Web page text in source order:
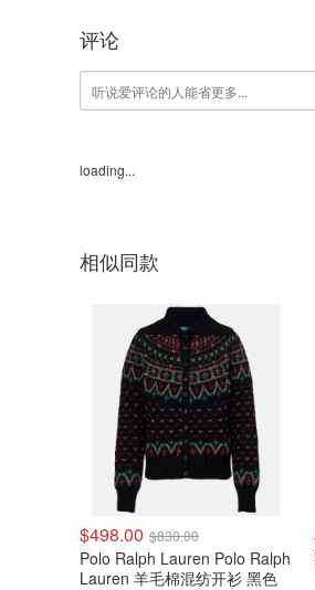
评论
loading...
相似同款
$498.00 $830.00
Polo Ralph Lauren Polo Ralph
Lauren 羊毛棉混纺开衫 黑色